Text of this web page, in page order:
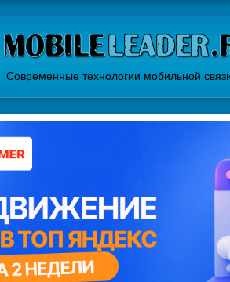
Современные технологии мобильной